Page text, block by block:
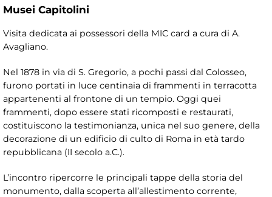
Musei Capitolini
Visita dedicata ai possessori della MIC card a cura di A.
Avagliano.
Nel 1878 in via di S. Gregorio, a pochi passi dal Colosseo,
furono portati in luce centinaia di frammenti in terracotta
appartenenti al frontone di un tempio. Oggi quei
frammenti, dopo essere stati ricomposti e restaurati,
costituiscono la testimonianza, unica nel suo genere, della
decorazione di un edificio di culto di Roma in età tardo
repubblicana (II secolo a.C.).
L’incontro ripercorre le principali tappe della storia del
monumento, dalla scoperta all’allestimento corrente,